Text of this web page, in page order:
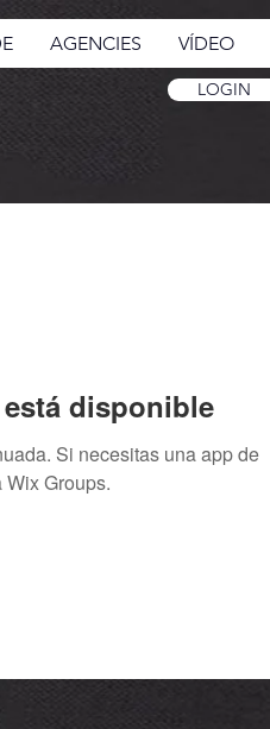
AGENCIES VÍDEO
LOGIN
disponible
Si necesitas una app de
Groups.